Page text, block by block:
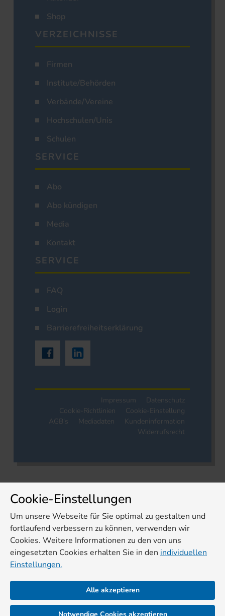
Shop
VERZEICHNISSE
Firmen
Institute/Behörden
Verbände/Vereine
Hochschulen/Unis
Schulen
SERVICE
Abo
Abo kündigen
Media
Kontakt
SERVICE
FAQ
Login
Barrierefreiheitserklärung
Impressum
Datenschutz
Cookie-Richtlinien
Cookie-Einstellung
AGB's
Mediadaten
Kundeninformation
Widerrufsrecht
Cookie-Einstellungen
Um unsere Webseite für Sie optimal zu gestalten und
fortlaufend verbessern zu können, verwenden wir
Cookies. Weitere Informationen zu den von uns
eingesetzten Cookies erhalten Sie in den individuellen
Einstellungen.
Alle akzeptieren